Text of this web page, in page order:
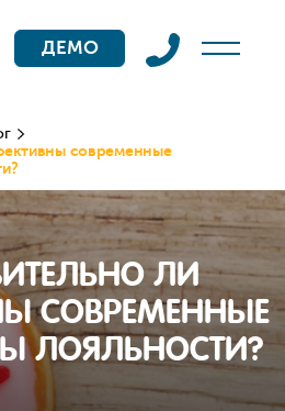
ДЕМО
современные
ЛИ
СОВРЕМЕННЫЕ
ЛОЯЛЬНОСТИ?